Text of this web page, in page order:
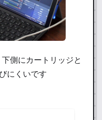
側にカートリッジと
にくいです